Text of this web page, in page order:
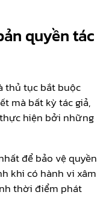
quyền tác
thủ tục bắt buộc
mà bất kỳ tác giả,
hiện bởi những
để bảo vệ quyền
khi có hành vi xâm
thời điểm phát